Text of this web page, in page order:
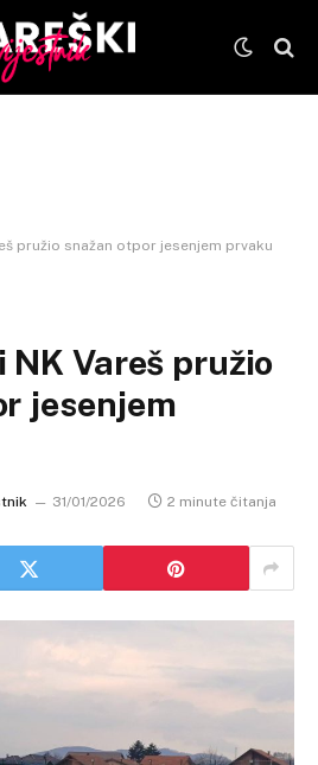
pružio snažan otpor jesenjem prvaku
Vareš pružio
jesenjem
31/01/2026 2 minute čitanja